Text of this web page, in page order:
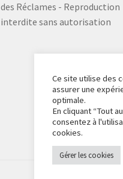
des Réclames - Reproduction
interdite sans autorisation
Ce site utilise des
assurer une
optimale.
En cliquant “Tout
consentez à
cookies.
Gérer les cookies